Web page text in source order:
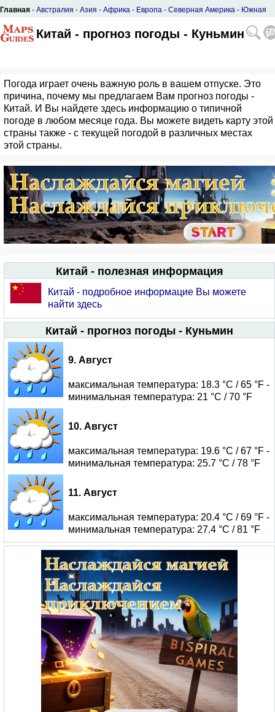
Главная - Австралия - Азия - Африка - Европа - Северная Америка - Южная
Китай - прогноз погоды - Куньмин
Погода играет очень важную роль в вашем отпуске. Это
причина, почему мы предлагаем Вам прогноз погоды -
Китай. И Вы найдете здесь информацию о типичной
погоде в любом месяце года. Вы можете видеть карту этой
страны также - с текущей погодой в различных местах
этой страны.
Китай - полезная информация
Китай - подробное информацие Вы можете
найти здесь
Китай - прогноз погоды - Куньмин
9. Август
максимальная температура: 18.3 °C / 65 °F -
минимальная температура: 21 °C / 70 °F
10. Август
максимальная температура: 19.6 °C / 67 °F -
минимальная температура: 25.7 °C / 78 °F
11. Август
максимальная температура: 20.4 °C / 69 °F -
минимальная температура: 27.4 °C / 81 °F